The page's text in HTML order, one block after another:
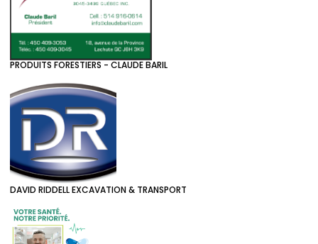
PRODUITS FORESTIERS - CLAUDE BARIL
DAVID RIDDELL EXCAVATION & TRANSPORT